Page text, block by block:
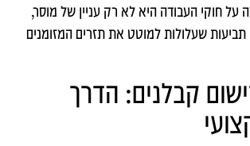
על חוקי העבודה היא לא רק עניין של מוסר,
שעלולות למוטט את תזרים המזומנים
קבלנים: הדרך